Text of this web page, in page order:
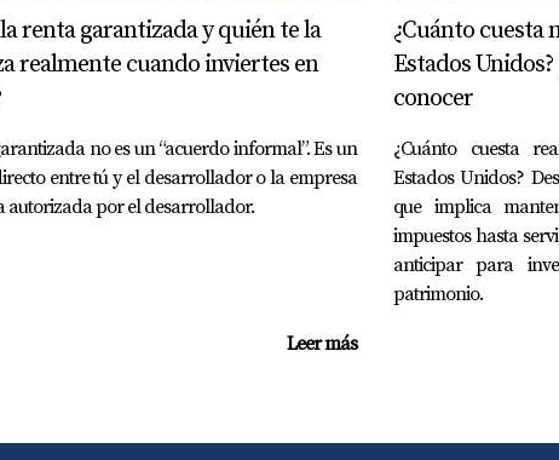
la renta garantizada y quién te la
realmente cuando inviertes en
no es un “acuerdo informal”. Es un
entre tú y el desarrollador o la empresa
autorizada por el desarrollador.
Leer más
¿Cuánto cuesta
Estados
conocer
¿Cuánto cuesta
Estados Unidos?
que implica
impuestos hasta
anticipar para
patrimonio.